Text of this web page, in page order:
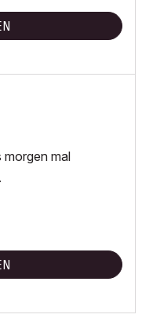
morgen mal